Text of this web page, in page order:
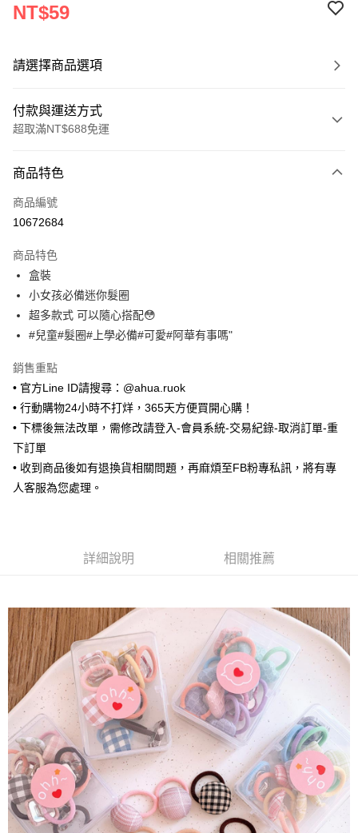
NT$59
請選擇商品選項
付款與運送方式
超取滿NT$688免運
信用卡一次付款
超商取貨付款
Apple Pay
街口支付
悠遊付
ATM付款
全家取貨付款
每筆NT$65，滿NT$688(含以上)免運費
付款後全家取貨
每筆NT$65，滿NT$688(含以上)免運費
宅配
每筆NT$80，滿NT$1,000(含以上)免運費
宅配(外島)
每筆NT$125，滿NT$1,500(含以上)免運費
其他海外郵寄 查看運費
香港澳門地區 查看運費
商品特色
商品編號
10672684
商品特色
盒裝
小女孩必備迷你髮圈
超多款式 可以隨心搭配😳
#兒童#髮圈#上學必備#可愛#阿華有事嗎"
銷售重點
• 官方Line ID請搜尋：@ahua.ruok
• 行動購物24小時不打烊，365天方便買開心購！
• 下標後無法改單，需修改請登入-會員系統-交易紀錄-取消訂單-重
下訂單
• 收到商品後如有退換貨相關問題，再麻煩至FB粉專私訊，將有專
人客服為您處理。
詳細說明 相關推薦